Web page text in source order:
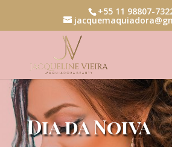
+55 11 98807-
Dia da Noiva